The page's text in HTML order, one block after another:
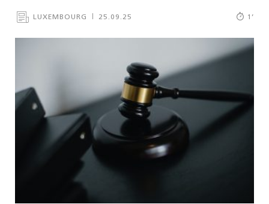
LUXEMBOURG 25.09.25 1’